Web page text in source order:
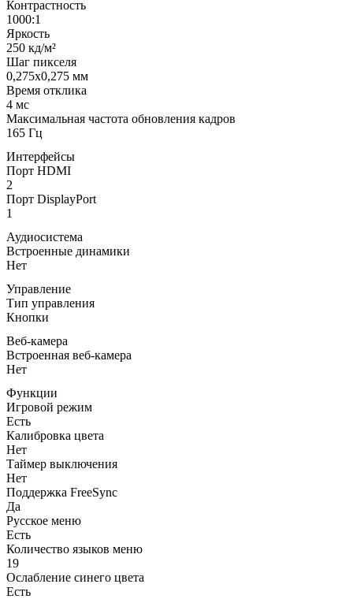
Контрастность
1000:1
Яркость
250 кд/м²
Шаг пикселя
0,275x0,275 мм
Время отклика
4 мс
Максимальная частота обновления кадров
165 Гц
Интерфейсы
Порт HDMI
2
Порт DisplayPort
1
Аудиосистема
Встроенные динамики
Нет
Управление
Тип управления
Кнопки
Веб-камера
Встроенная веб-камера
Нет
Функции
Игровой режим
Есть
Калибровка цвета
Нет
Таймер выключения
Нет
Поддержка FreeSync
Да
Русское меню
Есть
Количество языков меню
19
Ослабление синего цвета
Есть